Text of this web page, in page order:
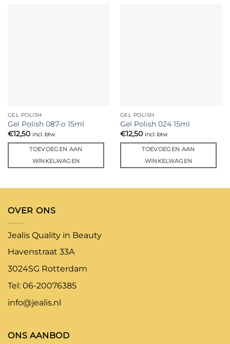
GEL POLISH
Gel Polish 087-o 15ml
€12,50 incl. btw
TOEVOEGEN AAN
WINKELWAGEN
GEL POLISH
Gel Polish 024 15ml
€12,50 incl. btw
TOEVOEGEN AAN
WINKELWAGEN
OVER ONS
Jealis Quality in Beauty
Havenstraat 33A
3024SG Rotterdam
Tel: 06-20076385
info@jealis.nl
ONS AANBOD